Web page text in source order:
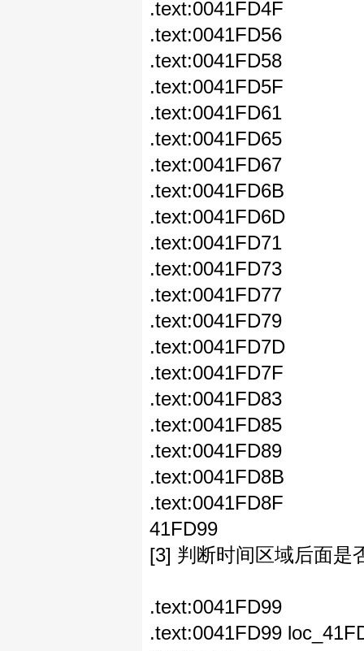
.text:0041FD4F
.text:0041FD56
.text:0041FD58
.text:0041FD5F
.text:0041FD61
.text:0041FD65 jl
.text:0041FD67
.text:0041FD6B
.text:0041FD6D
.text:0041FD71 jl
.text:0041FD73
.text:0041FD77
.text:0041FD79
.text:0041FD7D
.text:0041FD7F
.text:0041FD83
.text:0041FD85
.text:0041FD89 jl
.text:0041FD8B
.text:0041FD8F
[3] 判断时间区域后面是
.text:0041FD99
.text:0041FD99